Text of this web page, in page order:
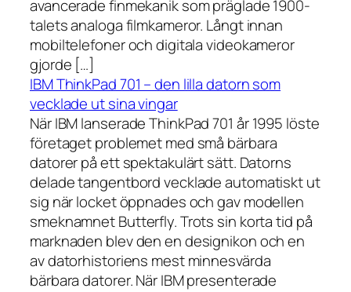
avancerade finmekanik som präglade 1900-
talets analoga filmkameror. Långt innan
mobiltelefoner och digitala videokameror
gjorde […]
IBM ThinkPad 701 – den lilla datorn som
vecklade ut sina vingar
När IBM lanserade ThinkPad 701 år 1995 löste
företaget problemet med små bärbara
datorer på ett spektakulärt sätt. Datorns
delade tangentbord vecklade automatiskt ut
sig när locket öppnades och gav modellen
smeknamnet Butterfly. Trots sin korta tid på
marknaden blev den en designikon och en
av datorhistoriens mest minnesvärda
bärbara datorer. När IBM presenterade